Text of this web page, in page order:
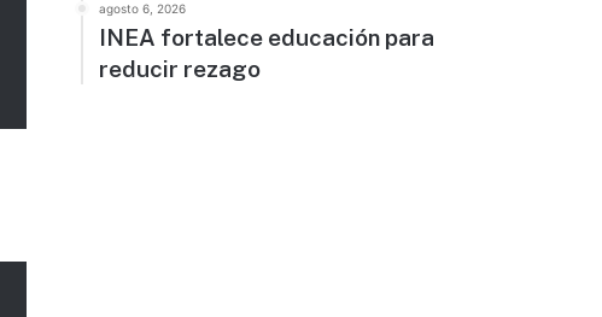
agosto 6, 2026
INEA fortalece educación para
reducir rezago